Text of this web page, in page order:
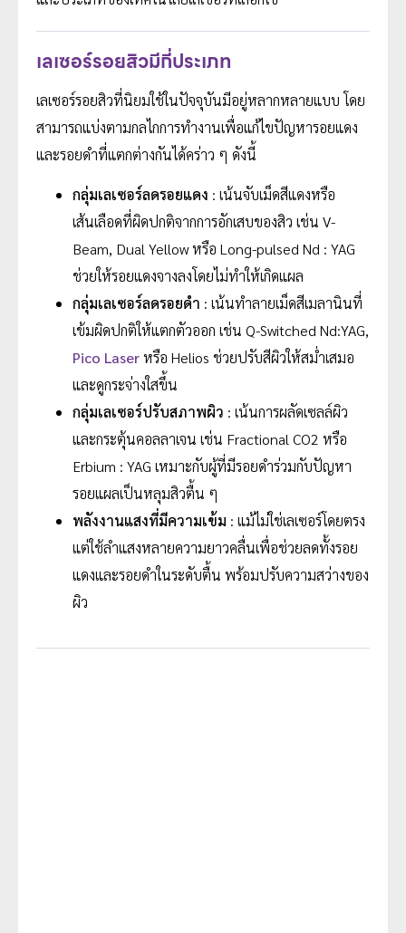
เลเซอร์รอยสิวมีกี่ประเภท
เลเซอร์รอยสิวที่นิยมใช้ในปัจจุบันมีอยู่หลากหลายแบบ โดย
สามารถแบ่งตามกลไกการทำงานเพื่อแก้ไขปัญหารอยแดง
และรอยดำที่แตกต่างกันได้คร่าว ๆ ดังนี้
กลุ่มเลเซอร์ลดรอยแดง : เน้นจับเม็ดสีแดงหรือ
เส้นเลือดที่ผิดปกติจากการอักเสบของสิว เช่น V-
Beam, Dual Yellow หรือ Long-pulsed Nd : YAG
ช่วยให้รอยแดงจางลงโดยไม่ทำให้เกิดแผล
กลุ่มเลเซอร์ลดรอยดำ : เน้นทำลายเม็ดสีเมลานินที่
เข้มผิดปกติให้แตกตัวออก เช่น Q-Switched Nd:YAG,
Pico Laserหรือ Helios ช่วยปรับสีผิวให้สม่ำเสมอ
และดูกระจ่างใสขึ้น
กลุ่มเลเซอร์ปรับสภาพผิว : เน้นการผลัดเซลล์ผิว
และกระตุ้นคอลลาเจน เช่น Fractional CO2 หรือ
Erbium : YAG เหมาะกับผู้ที่มีรอยดำร่วมกับปัญหา
รอยแผลเป็นหลุมสิวตื้น ๆ
พลังงานแสงที่มีความเข้ม : แม้ไม่ใช่เลเซอร์โดยตรง
แต่ใช้ลำแสงหลายความยาวคลื่นเพื่อช่วยลดทั้งรอย
แดงและรอยดำในระดับตื้น พร้อมปรับความสว่างของ
ผิว